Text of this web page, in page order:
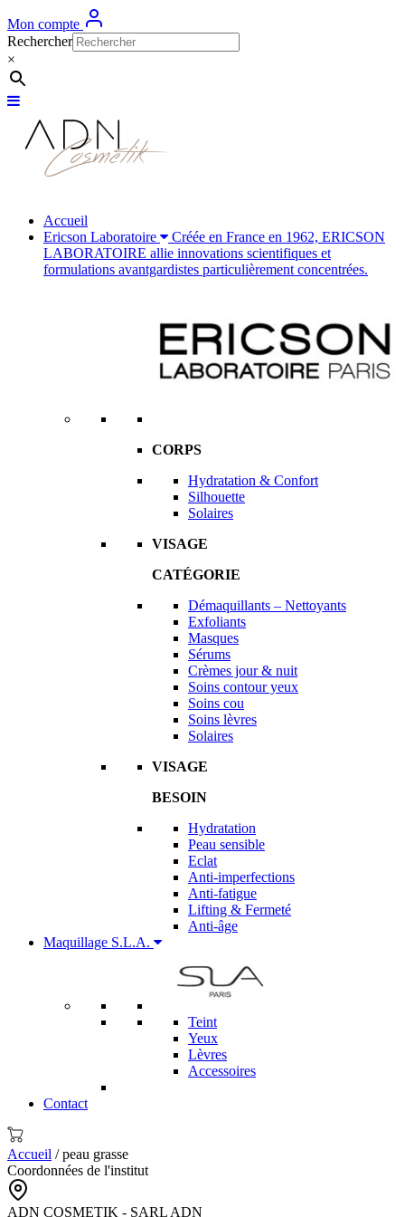
Mon compte
Rechercher
×
Accueil
Ericson Laboratoire
Créée en France en 1962, ERICSON
LABORATOIRE allie innovations scientifiques et
formulations avantgardistes particulièrement concentrées.
CORPS
Hydratation & Confort
Silhouette
Solaires
VISAGE
CATÉGORIE
Démaquillants – Nettoyants
Exfoliants
Masques
Sérums
Crèmes jour & nuit
Soins contour yeux
Soins cou
Soins lèvres
Solaires
VISAGE
BESOIN
Hydratation
Peau sensible
Eclat
Anti-imperfections
Anti-fatigue
Lifting & Fermeté
Anti-âge
Maquillage S.L.A.
Teint
Yeux
Lèvres
Accessoires
Contact
Accueil / peau grasse
Coordonnées de l'institut
ADN COSMETIK - SARL ADN